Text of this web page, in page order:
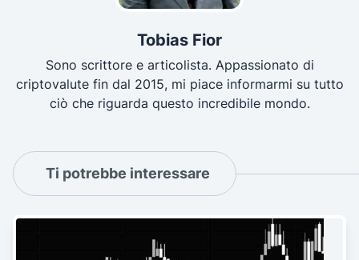
Tobias Fior
Sono scrittore e articolista. Appassionato di
criptovalute fin dal 2015, mi piace informarmi su tutto
ciò che riguarda questo incredibile mondo.
Ti potrebbe interessare